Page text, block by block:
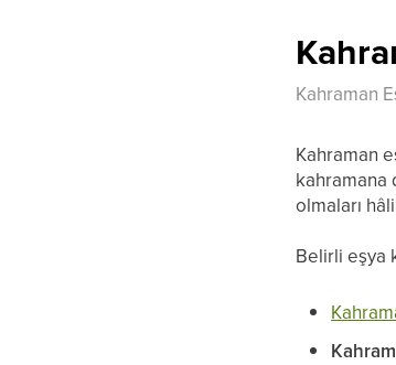
Kahraman
Kahraman
kahramana
olmaları
Belirli eşya